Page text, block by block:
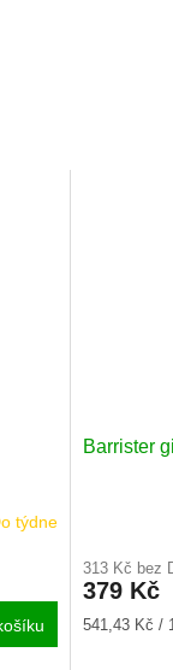
týdne
Barrister
produktu
je
5,0
313 Kč bez
379 Kč
Měrná
541,43 Kč / 1